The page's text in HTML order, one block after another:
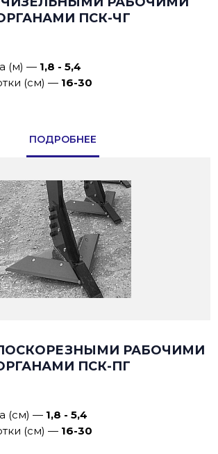
ПСК-ЧГ
(м) — 1,8 - 5,4
(см) — 16-30
ПОДРОБНЕЕ
РАБОЧИМИ
ПСК-ПГ
(см) — 1,8 - 5,4
(см) — 16-30